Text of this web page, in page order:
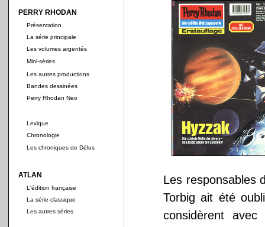
PERRY RHODAN
Présentation
La série principale
Les volumes argentés
Mini-séries
Les autres productions
Bandes dessinées
Perry Rhodan Neo
Lexique
Chronologie
Les chroniques de Délos
ATLAN
L'édition française
La série classique
Les autres séries
Les responsables
Torbig ait été
considèrent avec